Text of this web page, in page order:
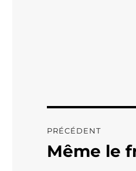
de
PRÉCÉDENT
Publication
Même le